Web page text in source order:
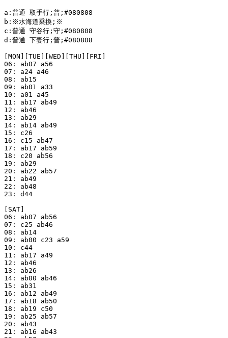
a:普通 取手行;普;#080808
b:※水海道乗換;※
c:普通 守谷行;守;#080808
d:普通 下妻行;普;#080808
[MON][TUE][WED][THU][FRI]
06: ab07 a56
07: a24 a46
08: ab15
09: ab01 a33
10: a01 a45
11: ab17 ab49
12: ab46
13: ab29
14: ab14 ab49
15: c26
16: c15 ab47
17: ab17 ab59
18: c20 ab56
19: ab29
20: ab22 ab57
21: ab49
22: ab48
23: d44
[SAT]
06: ab07 ab56
07: c25 ab46
08: ab14
09: ab00 c23 a59
10: c44
11: ab17 a49
12: ab46
13: ab26
14: ab00 ab46
15: ab31
16: ab12 ab49
17: ab18 ab50
18: ab19 c50
19: ab25 ab57
20: ab43
21: ab16 ab43